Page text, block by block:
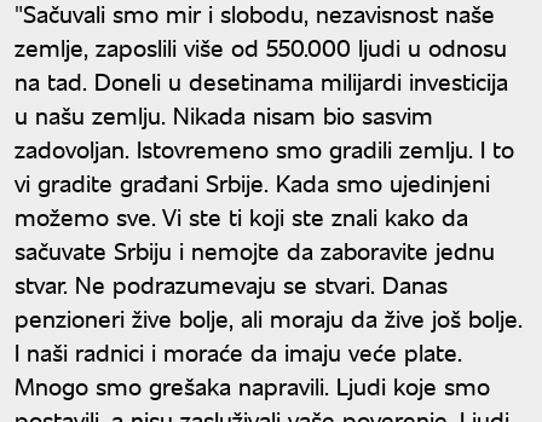
"Sačuvali smo mir i slobodu, nezavisnost naše
zemlje, zaposlili više od 550.000 ljudi u odnosu
na tad. Doneli u desetinama milijardi investicija
u našu zemlju. Nikada nisam bio sasvim
zadovoljan. Istovremeno smo gradili zemlju. I to
vi gradite građani Srbije. Kada smo ujedinjeni
možemo sve. Vi ste ti koji ste znali kako da
sačuvate Srbiju i nemojte da zaboravite jednu
stvar. Ne podrazumevaju se stvari. Danas
penzioneri žive bolje, ali moraju da žive još bolje.
I naši radnici i moraće da imaju veće plate.
Mnogo smo grešaka napravili. Ljudi koje smo